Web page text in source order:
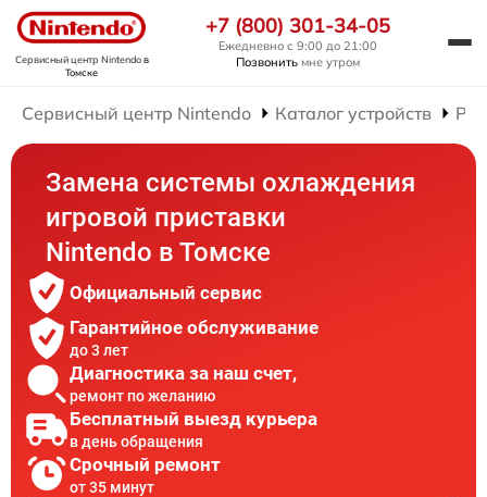
Сервисный центр Nintendoв
Томске
+7 (800) 301-34-05
Ежедневно с 9:00 до 21:00
Позвонить мне утром
Сервисный центр Nintendo Каталог устройств
Замена системы охлаждения
игровой приставки
Nintendo в Томске
Официальный сервис
Гарантийное обслуживание
до 3 лет
Диагностика за наш счет,
ремонт по желанию
Бесплатный выезд курьера
в день обращения
Срочный ремонт
от 35 минут